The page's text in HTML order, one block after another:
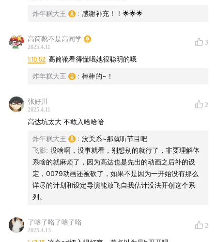
尘回忆》等，以写实视角描绘战争细节。
独立世界观系列
《新机动战记高达W》（1995）——反战主题与前卫机体
设计‌4
《机动武斗传G高达》（1994）——格斗题材，机体设计
风格独特‌5
《机动战士高达SEED》（2002）——商业化成功作品，
强袭高达为代表机体‌5
政治冲突‌4
炸年糕大王 : 感谢补充！！🌟🌟🌟
高筒靴不是高同学
2025.4.11
3
1:10:52 高筒靴看得懂哦她很聪明的哦
炸年糕大王 : 棒棒的~！
张好川
2025.4.11
2
高达坑太大 不敢入哈哈哈
炸年糕大王 : 没关系~那就听节目吧
飞影: 没啥啊，没事就看，别想别的就行了，非要理解体
系啥的就麻烦了，因为高达也是先出的动画之后补的设
定，0079动画还被砍了，如果不是因为一开始没有那么
详尽的计划和设定导演能放飞自我估计没法开创这个系
列。
了咯了咯了咯了咯
2025.4.13
2